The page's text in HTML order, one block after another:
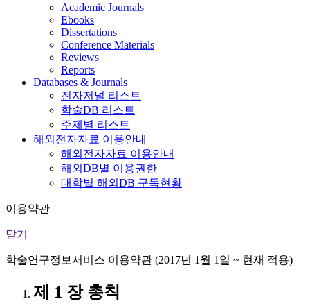
Academic Journals
Ebooks
Dissertations
Conference Materials
Reviews
Reports
Databases & Journals
전자저널 리스트
학술DB 리스트
주제별 리스트
해외전자자료 이용안내
해외전자자료 이용안내
해외DB별 이용권한
대학별 해외DB 구독현황
이용약관
닫기
학술연구정보서비스 이용약관 (2017년 1월 1일 ~ 현재 적용)
제 1 장 총칙